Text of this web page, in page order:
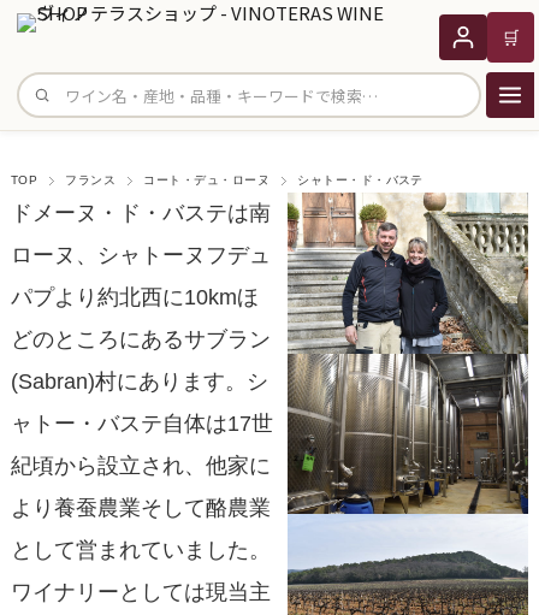
サイト内検索
🛒
TOP フランス コート・デュ・ローヌ シャトー・ド・バステ
ドメーヌ・ド・バステは南
ローヌ、シャトーヌフデュ
パプより約北西に10kmほ
どのところにあるサブラン
(Sabran)村にあります。シ
ャトー・バステ自体は17世
紀頃から設立され、他家に
より養蚕農業そして酪農業
として営まれていました。
ワイナリーとしては現当主